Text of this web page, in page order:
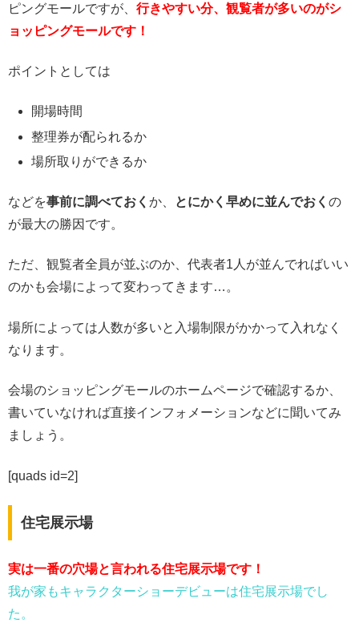
ピングモールですが、 行きやすい分、観覧者が多いのがシ
ョッピングモールです！
ポイントとしては
開場時間
整理券が配られるか
場所取りができるか
などを事前に調べておく か、 とにかく早めに並んでおく の
が最大の勝因です。
ただ、観覧者全員が並ぶのか、代表者1人が並んでればいい
のかも会場によって変わってきます…。
場所によっては人数が多いと入場制限がかかって入れなく
なります。
会場のショッピングモールのホームページで確認するか、
書いていなければ直接インフォメーションなどに聞いてみ
ましょう。
[quads id=2]
住宅展示場
実は一番の穴場と言われる住宅展示場です！
我が家もキャラクターショーデビューは住宅展示場でし
た。